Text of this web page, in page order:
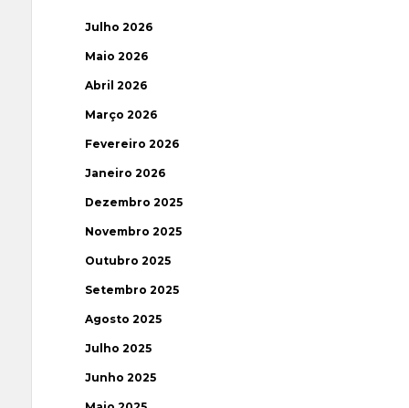
Julho 2026
Maio 2026
Abril 2026
Março 2026
Fevereiro 2026
Janeiro 2026
Dezembro 2025
Novembro 2025
Outubro 2025
Setembro 2025
Agosto 2025
Julho 2025
Junho 2025